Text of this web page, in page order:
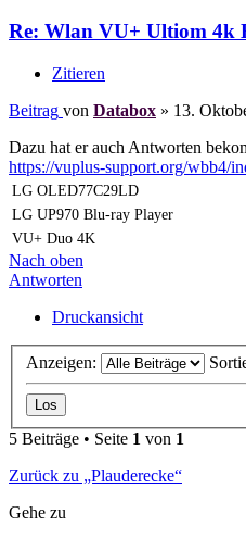
Re: Wlan VU+ Ultiom 4k
Zitieren
Beitrag von Databox » 13.
Dazu hat er auch Antworten
https://vuplus-support.org/wbb4/
LG OLED77C29LD
LG UP970 Blu-ray Player
VU+ Duo 4K
Nach oben
Antworten
Druckansicht
Anzeigen:
5 Beiträge • Seite 1 von 1
Zurück zu „Plauderecke“
Gehe zu